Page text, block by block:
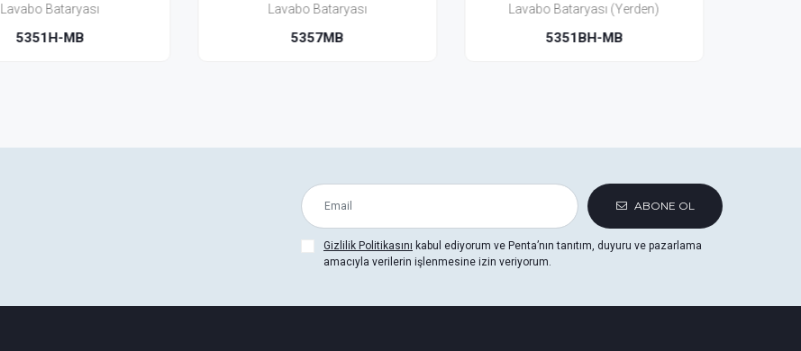
Lavabo Bataryası
5357MB
Lavabo Bataryası (Yerden)
5351BH-MB
Bataryası(3 Delikli)
5353MB
ABONE OL
Gizlilik Politikasını kabul ediyorum ve Penta’nın tanıtım, duyuru ve pazarlama
amacıyla verilerin işlenmesine izin veriyorum.